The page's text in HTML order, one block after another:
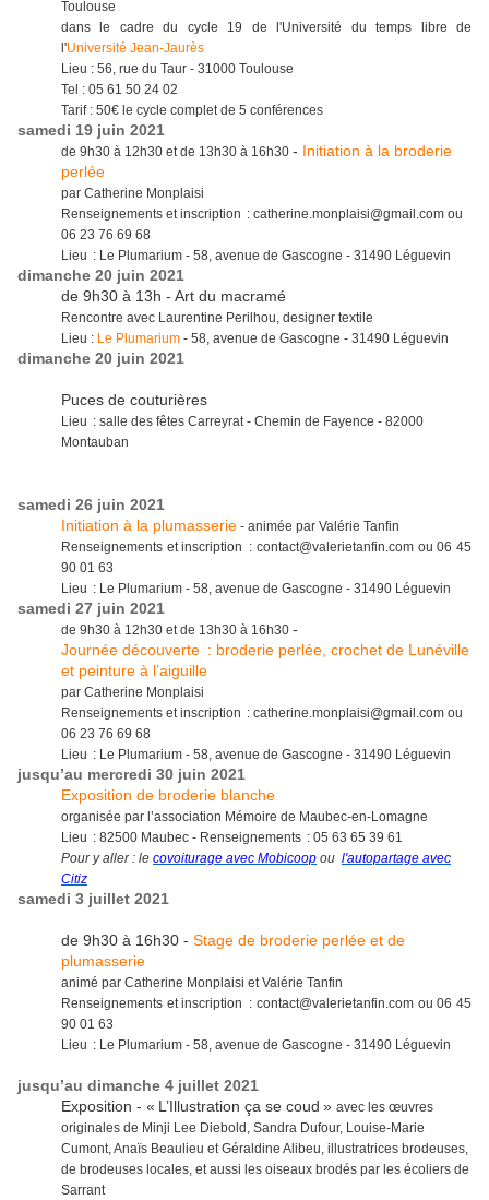
Toulouse
dans le cadre du cycle 19 de l'Université du temps libre de
l'Université Jean-Jaurès
Lieu : 56, rue du Taur - 31000 Toulouse
Tel : 05 61 50 24 02
Tarif : 50€ le cycle complet de 5 conférences
samedi 19 juin 2021
de 9h30 à 12h30 et de 13h30 à 16h30 - Initiation à la broderie
perlée
par Catherine Monplaisi
Renseignements et inscription : catherine.monplaisi@gmail.com ou
06 23 76 69 68
Lieu : Le Plumarium - 58, avenue de Gascogne - 31490 Léguevin
dimanche 20 juin 2021
de 9h30 à 13h - Art du macramé
Rencontre avec Laurentine Perilhou, designer textile
Lieu : Le Plumarium - 58, avenue de Gascogne - 31490 Léguevin
dimanche 20 juin 2021
Puces de couturières
Lieu : salle des fêtes Carreyrat - Chemin de Fayence - 82000
Montauban
samedi 26 juin 2021
Initiation à la plumasserie - animée par Valérie Tanfin
Renseignements et inscription : contact@valerietanfin.com ou 06 45
90 01 63
Lieu : Le Plumarium - 58, avenue de Gascogne - 31490 Léguevin
samedi 27 juin 2021
de 9h30 à 12h30 et de 13h30 à 16h30 -
Journée découverte : broderie perlée, crochet de Lunéville
et peinture à l’aiguille
par Catherine Monplaisi
Renseignements et inscription : catherine.monplaisi@gmail.com ou
06 23 76 69 68
Lieu : Le Plumarium - 58, avenue de Gascogne - 31490 Léguevin
jusqu’au mercredi 30 juin 2021
Exposition de broderie blanche
organisée par l’association Mémoire de Maubec-en-Lomagne
Lieu : 82500 Maubec - Renseignements : 05 63 65 39 61
Pour y aller : le covoiturage avec Mobicoop ou l'autopartage avec
Citiz
samedi 3 juillet 2021
de 9h30 à 16h30 - Stage de broderie perlée et de
plumasserie
animé par Catherine Monplaisi et Valérie Tanfin
Renseignements et inscription : contact@valerietanfin.com ou 06 45
90 01 63
Lieu : Le Plumarium - 58, avenue de Gascogne - 31490 Léguevin
jusqu’au dimanche 4 juillet 2021
Exposition - « L’Illustration ça se coud » avec les œuvres
originales de Minji Lee Diebold, Sandra Dufour, Louise-Marie
Cumont, Anaïs Beaulieu et Géraldine Alibeu, illustratrices brodeuses,
de brodeuses locales, et aussi les oiseaux brodés par les écoliers de
Sarrant